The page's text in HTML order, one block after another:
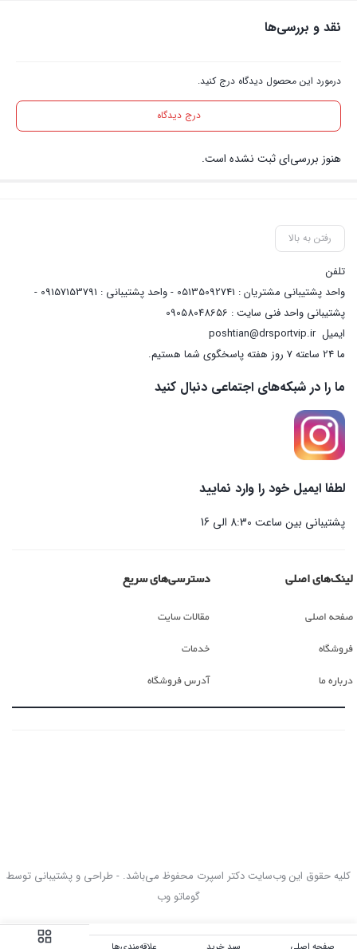
نقد و بررسی‌ها
درمورد این محصول دیدگاه درج کنید.
درج دیدگاه
هنوز بررسی‌ای ثبت نشده است.
رفتن به بالا
تلفن
واحد پشتیبانی مشتریان : 05135092741 - واحد پشتیبانی : 09157153791 -
پشتیبانی واحد فنی سایت : 09058048656
ایمیلposhtian@drsportvip.ir
ما 24 ساعته 7 روز هفته پاسخگوی شما هستیم.
ما را در شبکه‌های اجتماعی دنبال کنید
لطفا ایمیل خود را وارد نمایید
پشتیبانی بین ساعت 8:30 الی 16
لینک‌های اصلی
صفحه اصلی
فروشگاه
درباره ما
دسترسی‌های سریع
مقالات سایت
خدمات
آدرس فروشگاه
کلیه حقوق این وب‌سایت دکتر اسپرت محفوظ می‌باشد. - طراحی و پشتیبانی توسط
گوماتو وب